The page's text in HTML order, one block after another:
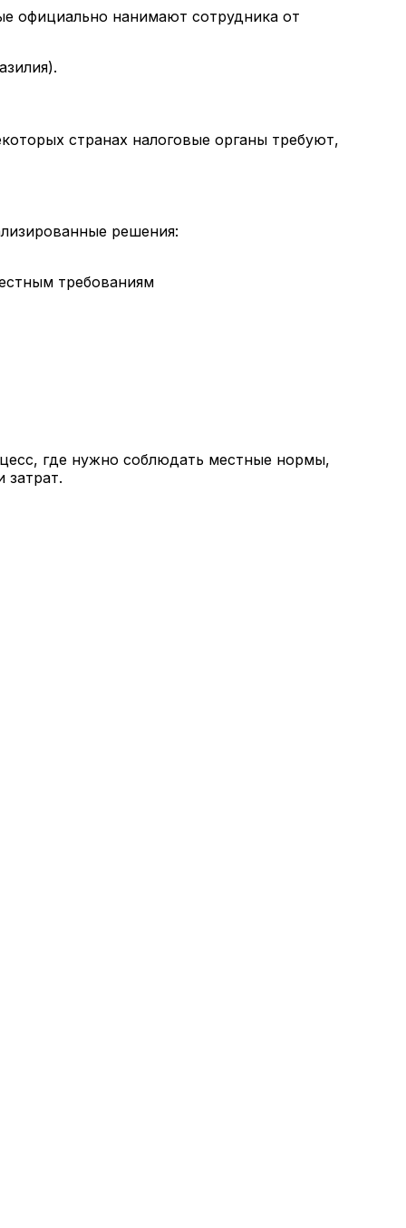
официально нанимают сотрудника от
странах налоговые органы требуют,
решения:
требованиям
где нужно соблюдать местные нормы,
затрат.